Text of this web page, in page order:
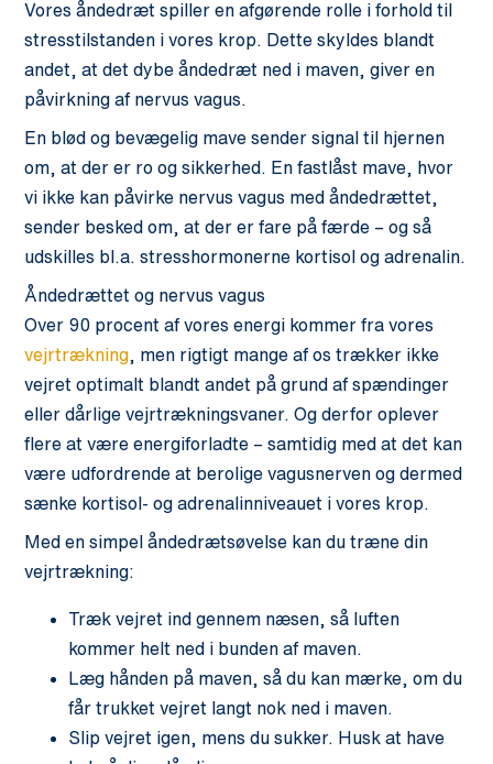
Vores åndedræt spiller en afgørende rolle i forhold til
stresstilstanden i vores krop. Dette skyldes blandt
andet, at det dybe åndedræt ned i maven, giver en
påvirkning af nervus vagus.
En blød og bevægelig mave sender signal til hjernen
om, at der er ro og sikkerhed. En fastlåst mave, hvor
vi ikke kan påvirke nervus vagus med åndedrættet,
sender besked om, at der er fare på færde – og så
udskilles bl.a. stresshormonerne kortisol og adrenalin.
Åndedrættet og nervus vagus
Over 90 procent af vores energi kommer fra vores
vejrtrækning , men rigtigt mange af os trækker ikke
vejret optimalt blandt andet på grund af spændinger
eller dårlige vejrtrækningsvaner. Og derfor oplever
flere at være energiforladte – samtidig med at det kan
være udfordrende at berolige vagusnerven og dermed
sænke kortisol- og adrenalinniveauet i vores krop.
Med en simpel åndedrætsøvelse kan du træne din
vejrtrækning:
Træk vejret ind gennem næsen, så luften
kommer helt ned i bunden af maven.
Læg hånden på maven, så du kan mærke, om du
får trukket vejret langt nok ned i maven.
Slip vejret igen, mens du sukker. Husk at have